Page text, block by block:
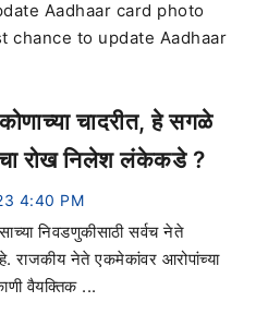
Aadhaar card photo
chance to update Aadhaar
चादरीत, हे सगळे
रोख निलेश लंकेकडे ?
4:40 PM
निवडणुकीसाठी सर्वच नेते
राजकीय नेते एकमेकांवर आरोपांच्या
वैयक्तिक ...